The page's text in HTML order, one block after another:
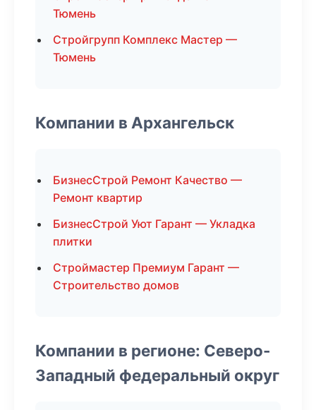
Тюмень
Стройгрупп Комплекс Мастер —
Тюмень
Компании в Архангельск
БизнесСтрой Ремонт Качество —
Ремонт квартир
БизнесСтрой Уют Гарант — Укладка
плитки
Строймастер Премиум Гарант —
Строительство домов
Компании в регионе: Северо-
Западный федеральный округ